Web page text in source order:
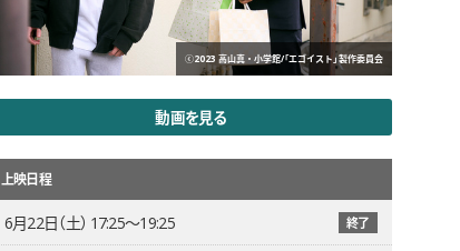
ⓒ2023 高山真・小学館/「エゴイスト」製作委員会
動画を見る
上映日程
6月22日（土） 17:25〜19:25 終了